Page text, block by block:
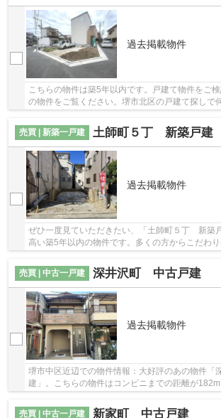
過去掲載物件
こちらの物件は築5年以内です。戸建て物件をご
の物件をご覧ください。堺市北区の戸建て探しで
売買 | 新築一戸建
土師町５丁 新築戸建
過去掲載物件
ぜひ一度見ていただきたい、「土師町５丁 新築
高い築5年以内の物件です。多くの方からこだわ
売買 | 中古一戸建
深井沢町 中古戸建
過去掲載物件
堺市中区近辺での物件情報：大好評のあの物件
建」。こちらの物件はコンビニまでの距離が
売買 | 中古一戸建
新家町 中古戸建